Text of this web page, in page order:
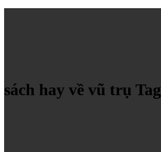
sách hay về vũ trụ Tag